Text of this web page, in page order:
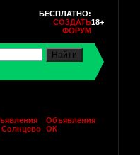
БЕСПЛАТНО:
СОЗДАТЬ
ФОРУМ
18+
Объявления
ОК